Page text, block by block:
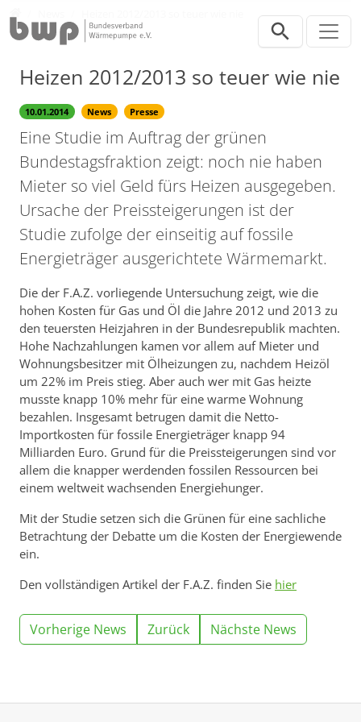
Heizen 2012/2013 so teuer wie nie
10.01.2014 News Presse
Eine Studie im Auftrag der grünen
Bundestagsfraktion zeigt: noch nie haben
Mieter so viel Geld fürs Heizen ausgegeben.
Ursache der Preissteigerungen ist der
Studie zufolge der einseitig auf fossile
Energieträger ausgerichtete Wärmemarkt.
Die der F.A.Z. vorliegende Untersuchung zeigt, wie die
hohen Kosten für Gas und Öl die Jahre 2012 und 2013 zu
den teuersten Heizjahren in der Bundesrepublik machten.
Hohe Nachzahlungen kamen vor allem auf Mieter und
Wohnungsbesitzer mit Ölheizungen zu, nachdem Heizöl
um 22% im Preis stieg. Aber auch wer mit Gas heizte
musste knapp 10% mehr für eine warme Wohnung
bezahlen. Insgesamt betrugen damit die Netto-
Importkosten für fossile Energieträger knapp 94
Milliarden Euro. Grund für die Preissteigerungen sind vor
allem die knapper werdenden fossilen Ressourcen bei
einem weltweit wachsenden Energiehunger.
Mit der Studie setzen sich die Grünen für eine sachliche
Betrachtung der Debatte um die Kosten der Energiewende
ein.
Den vollständigen Artikel der F.A.Z. finden Sie hier
Vorherige News Zurück Nächste News